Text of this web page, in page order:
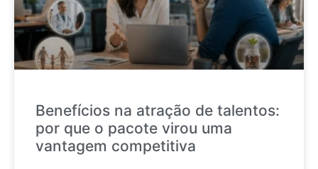
Benefícios na atração de talentos:
por que o pacote virou uma
vantagem competitiva